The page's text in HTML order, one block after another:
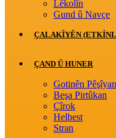
Lêkolîn
Gund û Navçe
ÇALAKÎYÊN
ÇAND Û HUNER
Gotinên Pêşîyan
Beşa Pirtûkan
Çîrok
Helbest
Stran